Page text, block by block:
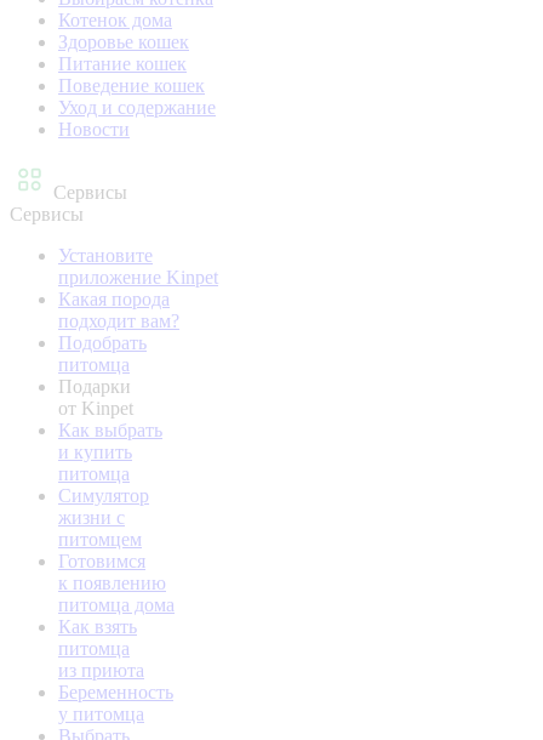
Котенок дома
Здоровье кошек
Питание кошек
Поведение кошек
Уход и содержание
Новости
Сервисы
Сервисы
Установите
приложение Kinpet
Какая порода
подходит вам?
Подобрать
питомца
Подарки
от Kinpet
Как выбрать
и купить
питомца
Симулятор
жизни с
питомцем
Готовимся
к появлению
питомца дома
Как взять
питомца
из приюта
Беременность
у питомца
Выбрать